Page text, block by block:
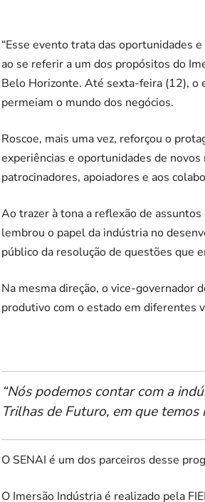
“Esse evento trata das oportunidades
ao se referir a um dos propósitos do
Belo Horizonte. Até sexta-feira (12), o
permeiam o mundo dos negócios.
Roscoe, mais uma vez, reforçou o
experiências e oportunidades de
patrocinadores, apoiadores e aos
Ao trazer à tona a reflexão de
lembrou o papel da indústria no
público da resolução de questões que
Na mesma direção, o vice-governador
produtivo com o estado em diferentes
“Nós podemos contar com a
Trilhas de Futuro, em que
O SENAI é um dos parceiros desse
O Imersão Indústria é realizado pela